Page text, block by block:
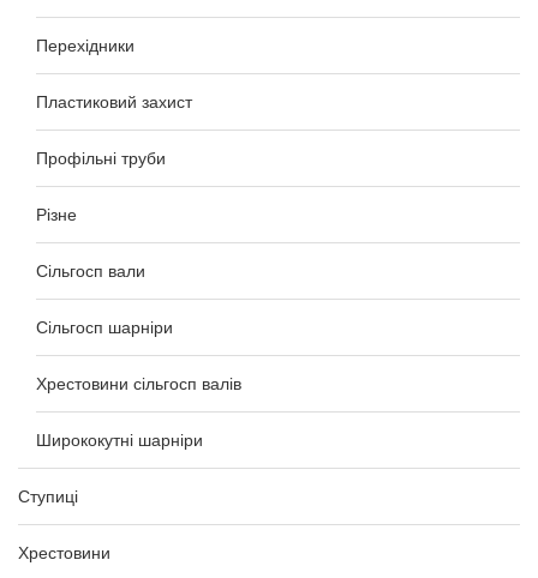
Перехідники
Пластиковий захист
Профільні труби
Різне
Сільгосп вали
Сільгосп шарніри
Хрестовини сільгосп валів
Ширококутні шарніри
Ступиці
Хрестовини